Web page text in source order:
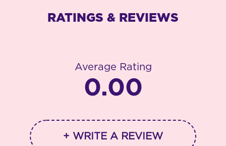
RATINGS & REVIEWS
Average Rating
0.00
+ WRITE A REVIEW